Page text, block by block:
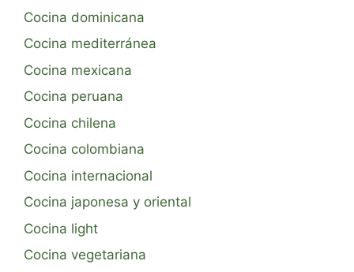
Cocina dominicana
Cocina mediterránea
Cocina mexicana
Cocina peruana
Cocina chilena
Cocina colombiana
Cocina internacional
Cocina japonesa y oriental
Cocina light
Cocina vegetariana